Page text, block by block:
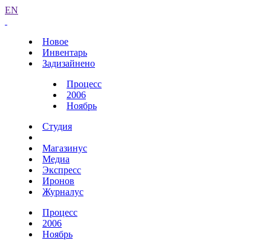
EN
Новое
Инвентарь
Задизайнено
Процесс
2006
Ноябрь
Студия
Магазинус
Медиа
Экспресс
Иронов
Журналус
Процесс
2006
Ноябрь